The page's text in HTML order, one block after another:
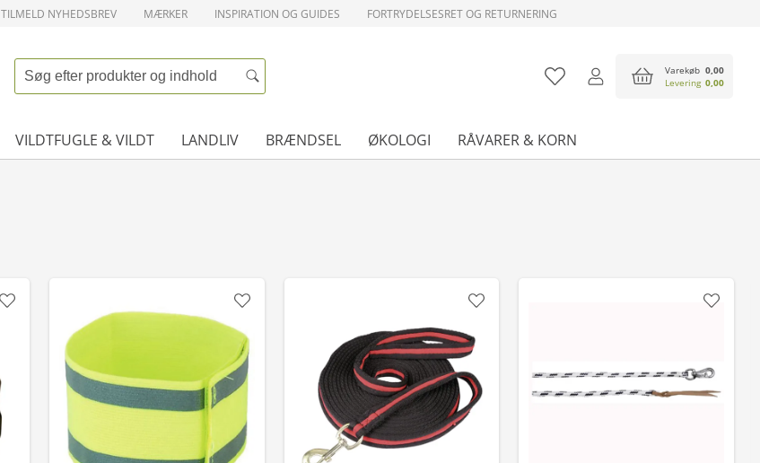
TILMELD NYHEDSBREV MÆRKER INSPIRATION OG GUIDES FORTRYDELSESRET OG RETURNERING
Varekøb 0,00
Levering 0,00
VILDTFUGLE & VILDT LANDLIV BRÆNDSEL ØKOLOGI RÅVARER & KORN